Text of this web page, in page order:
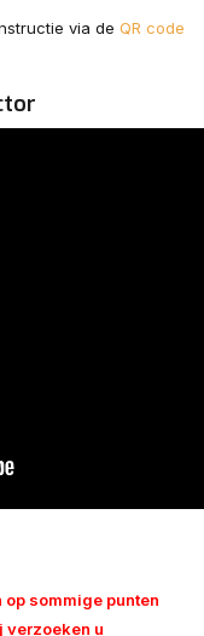
via de QR code
sommige punten
verzoeken u